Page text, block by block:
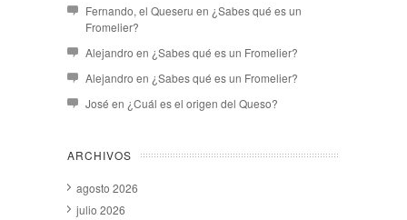
Fernando, el Queseru en ¿Sabes qué es un
Fromelier?
Alejandro en ¿Sabes qué es un Fromelier?
Alejandro en ¿Sabes qué es un Fromelier?
José en ¿Cuál es el origen del Queso?
ARCHIVOS
agosto 2026
julio 2026